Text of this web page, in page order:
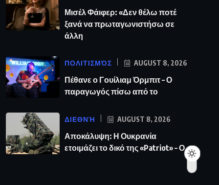
Μισέλ Φάιφερ: «Δεν θέλω ποτέ
ξανά να πρωταγωνιστήσω σε
άλλη
ΠΟΛΙΤΙΣΜΌΣ AUGUST 8, 2026
Πέθανε ο Γουίλιαμ Όρμπιτ – Ο
παραγωγός πίσω από το
ΔΙΕΘΝΉ AUGUST 8, 2026
Αποκάλυψη: Η Ουκρανία
ετοιμάζει το δικό της «Patriot» – Ο